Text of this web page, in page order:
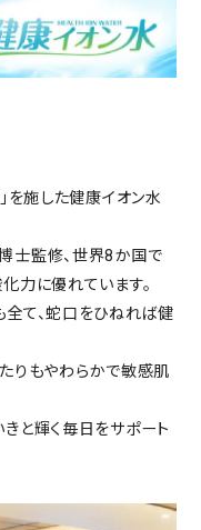
を施した健康イオン水
士監修、世界8か国で
力に優れています。
て、蛇口をひねれば健
りもやわらかで敏感肌
と輝く毎日をサポート